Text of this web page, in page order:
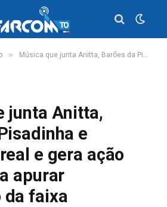
» Música que junta Anitta, Barões da Pisadinha e Rebecca é real e gera ação interna para apurar vazamento da faixa
junta Anitta,
e
e gera ação
apurar
da faixa